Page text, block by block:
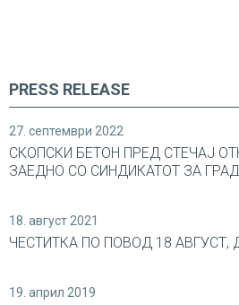
PRESS RELEASE
27. септември 2022
СКОПСКИ БЕТОН ПРЕД СТЕЧАЈ
ЗАЕДНО СО СИНДИКАТОТ ЗА
18. август 2021
ЧЕСТИТКА ПО ПОВОД 18 АВГУСТ,
19. април 2019